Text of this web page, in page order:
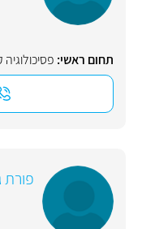
תחום ראשי: פסיכולוגיה
פורת